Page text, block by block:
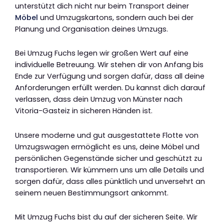
unterstützt dich nicht nur beim Transport deiner
Möbel und Umzugskartons, sondern auch bei der
Planung und Organisation deines Umzugs.
Bei Umzug Fuchs legen wir großen Wert auf eine
individuelle Betreuung. Wir stehen dir von Anfang bis
Ende zur Verfügung und sorgen dafür, dass all deine
Anforderungen erfüllt werden. Du kannst dich darauf
verlassen, dass dein Umzug von Münster nach
Vitoria-Gasteiz in sicheren Händen ist.
Unsere moderne und gut ausgestattete Flotte von
Umzugswagen ermöglicht es uns, deine Möbel und
persönlichen Gegenstände sicher und geschützt zu
transportieren. Wir kümmern uns um alle Details und
sorgen dafür, dass alles pünktlich und unversehrt an
seinem neuen Bestimmungsort ankommt.
Mit Umzug Fuchs bist du auf der sicheren Seite. Wir